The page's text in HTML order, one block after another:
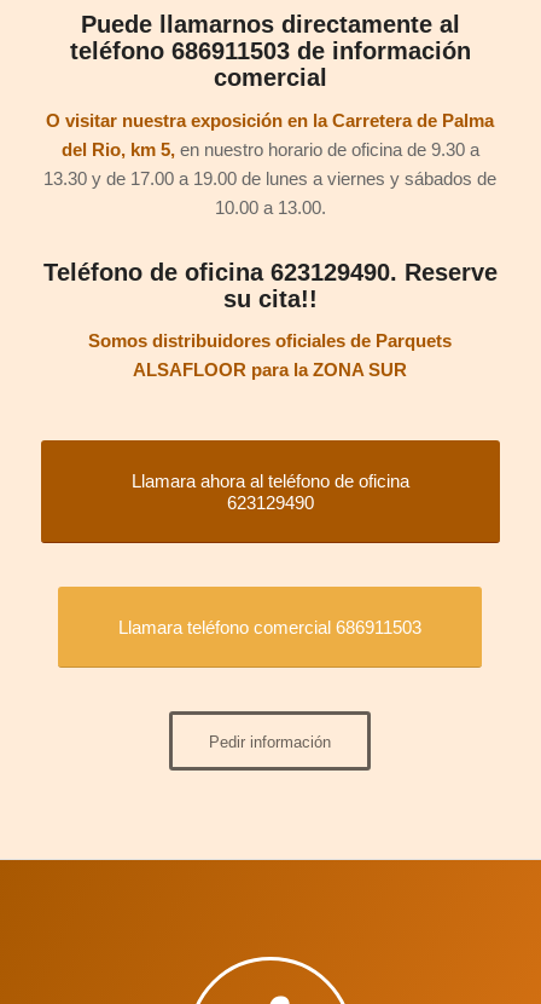
Puede llamarnos directamente al
teléfono 686911503 de información
comercial
O visitar nuestra exposición en la Carretera de Palma
del Rio, km 5, en nuestro horario de oficina de 9.30 a
13.30 y de 17.00 a 19.00 de lunes a viernes y sábados de
10.00 a 13.00.
Teléfono de oficina 623129490. Reserve
su cita!!
Somos distribuidores oficiales de Parquets
ALSAFLOOR para la ZONA SUR
Llamara ahora al teléfono de oficina
623129490
Llamara teléfono comercial 686911503
Pedir información